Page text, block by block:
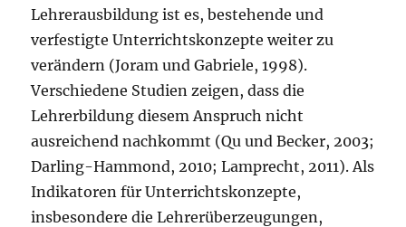
Lehrerausbildung ist es, bestehende und
verfestigte Unterrichtskonzepte weiter zu
verändern (Joram und Gabriele, 1998).
Verschiedene Studien zeigen, dass die
Lehrerbildung diesem Anspruch nicht
ausreichend nachkommt (Qu und Becker, 2003;
Darling-Hammond, 2010; Lamprecht, 2011). Als
Indikatoren für Unterrichtskonzepte,
insbesondere die Lehrerüberzeugungen,